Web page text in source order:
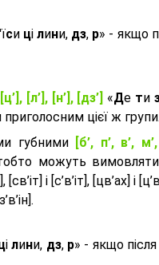
'їси цілини, дз, р» - якщо
[л’], [н’], [дз’] «Де ти
цієї ж групи.
губними
[б’, п’, в’,
можуть
і [с’в’іт], [цв’ах] і
ілини, дз, р» - якщо